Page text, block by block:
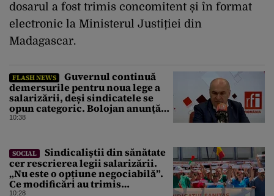
dosarul a fost trimis concomitent și în format
electronic la Ministerul Justiției din
Madagascar.
FLASH NEWS
Guvernul continuă
demersurile pentru noua lege a
salarizării, deși sindicatele se
opun categoric. Bolojan anunță
când ar putea fi depusă în
10:38
SOCIAL
Sindicaliștii din sănătate
cer rescrierea legii salarizării.
„Nu este o opțiune negociabilă”.
Ce modificări au trimis
10:28